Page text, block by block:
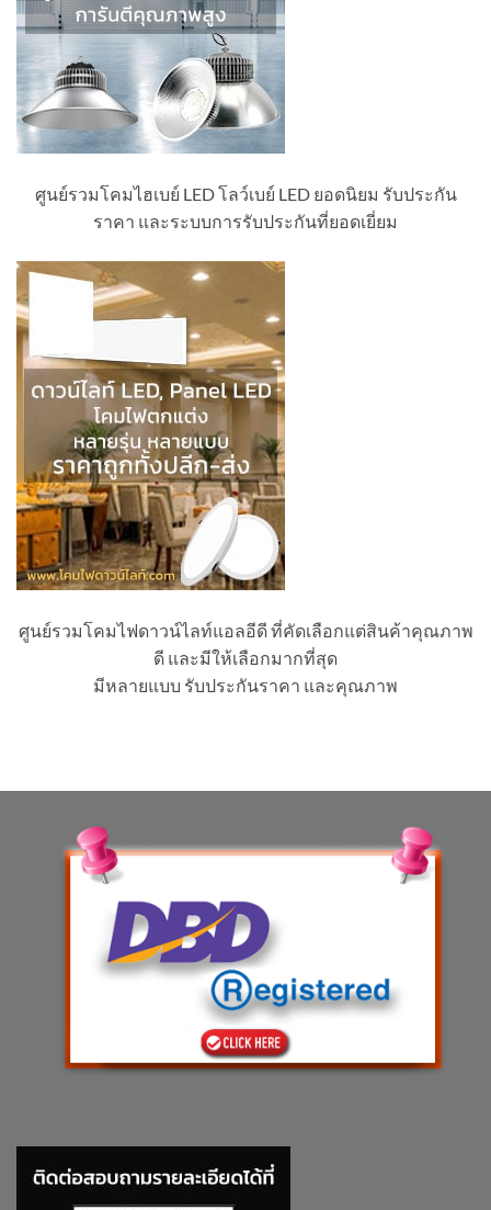
ศูนย์รวมโคมไฮเบย์ LED โลว์เบย์ LED ยอดนิยม รับประกัน
ราคา และระบบการรับประกันที่ยอดเยี่ยม
ศูนย์รวมโคมไฟดาวน์ไลท์แอลอีดี ที่คัดเลือกแต่สินค้าคุณภาพ
ดี และมีให้เลือกมากที่สุด
มีหลายแบบ รับประกันราคา และคุณภาพ